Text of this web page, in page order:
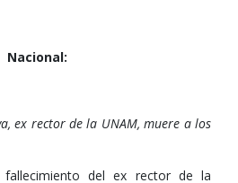
Nacional:
ex rector de la UNAM, muere a los
del ex rector de la